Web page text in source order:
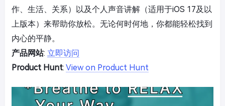
作、生活、关系）以及个人声音讲解（适用于iOS 17及以
上版本）来帮助你放松。无论何时何地，你都能轻松找到
内心的平静。
产品网站: 立即访问
Product Hunt: View on Product Hunt